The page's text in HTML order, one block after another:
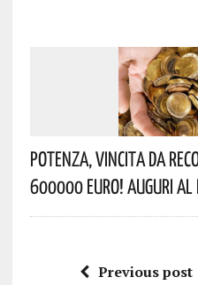
Potenza, Vincita Da
600000 Euro! Auguri
Previous post